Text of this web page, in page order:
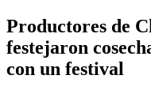
Productores de
festejaron
con un festival